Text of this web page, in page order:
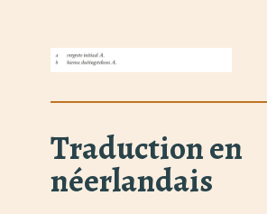
Traduction en
néerlandais